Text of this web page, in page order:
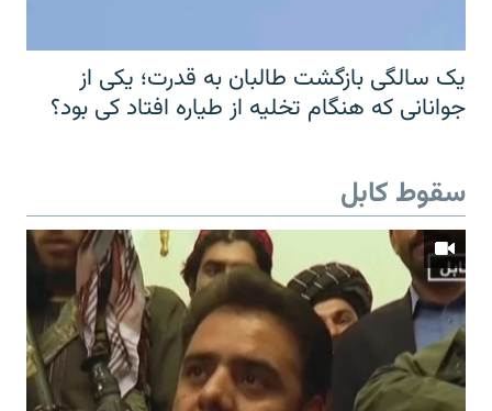
یک سالگی بازگشت طالبان به قدرت؛ یکی از
جوانانی که هنگام تخلیه از طیاره افتاد کی بود؟
سقوط کابل